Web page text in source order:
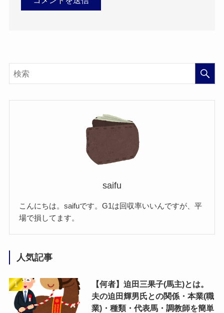
saifu
こんにちは。saifuです。G1は回収率いいんですが、平
場で損してます。
人気記事
【何者】迫田三果子(馬主)とは。
夫の迫田輝男氏との関係・本業(職
業)・種類・代表馬・調教師を簡単